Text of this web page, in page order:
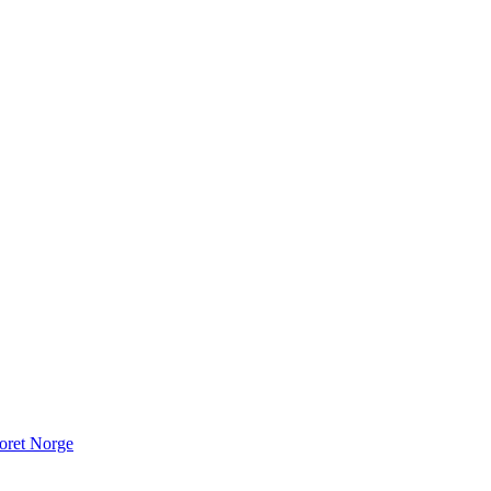
Norge